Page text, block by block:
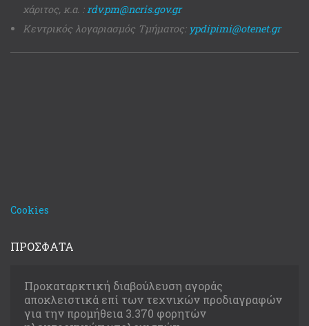
χάριτος, κ.α. :rdv.pm@ncris.gov.gr
Κεντρικός λογαριασμός Τμήματος: ypdipimi@otenet.gr
Cookies
ΠΡΟΣΦΑΤΑ
Προκαταρκτική διαβούλευση αγοράς
αποκλειστικά επί των τεχνικών προδιαγραφών
για την προμήθεια 3.370 φορητών